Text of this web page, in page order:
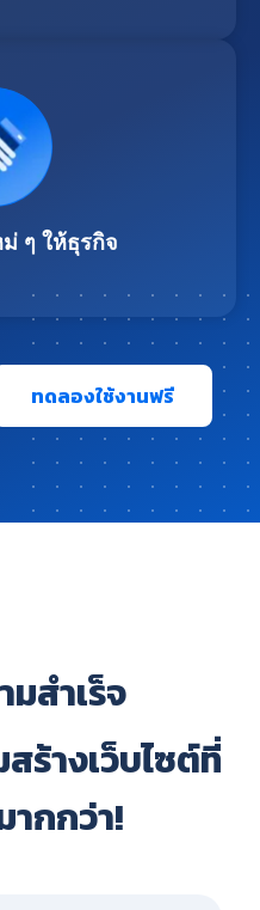
ๆ ให้ธุรกิจ
ทดลองใช้งานฟรี
มสำเร็จ
างเว็บไซต์ที่
ากกว่า!